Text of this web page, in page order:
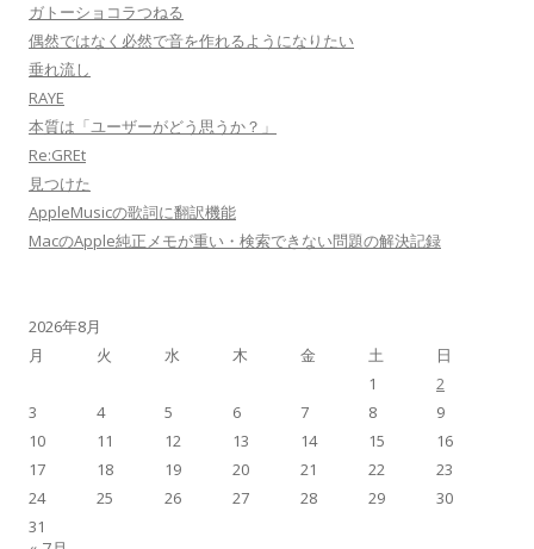
ガトーショコラつねる
偶然ではなく必然で音を作れるようになりたい
垂れ流し
RAYE
本質は「ユーザーがどう思うか？」
Re:GREt
見つけた
AppleMusicの歌詞に翻訳機能
MacのApple純正メモが重い・検索できない問題の解決記録
2026年8月
月
火 水 木 金 土
日
1
2
3
4 5 6 7 8
9
10
11 12 13 14 15
16
17
18 19 20 21 22
23
24
25 26 27 28 29
30
31